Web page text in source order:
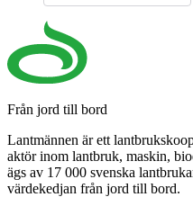
Från jord till bord
Lantmännen är ett
aktör inom lantbruk, maskin,
ägs av 17 000 svenska
värdekedjan från jord till bord.